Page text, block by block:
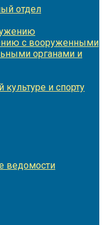
отдел
с вооруженными
органами и
и спорту
ведомости